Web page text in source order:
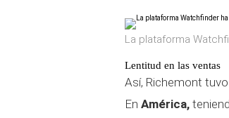
La plataforma
Lentitud en las ventas
Así, Richemont
En América,